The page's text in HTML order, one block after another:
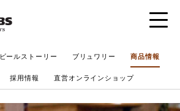
ビールストーリー ブリュワリー 商品情報
採用情報 直営オンラインショップ